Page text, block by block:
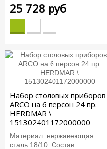
25 728 руб
Набор столовых приборов
ARCO на 6 персон 24 пр.
HERDMAR \
151302401172000000
Материал: нержавеющая
сталь 18/10. Состав...